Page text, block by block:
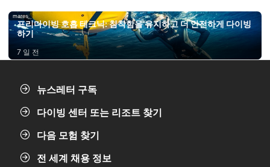
mares
프리다이빙 호흡 테크닉: 침착함을 유지하고 더 안전하게 다이빙
하기
7 일 전
뉴스레터 구독
다이빙 센터 또는 리조트 찾기
다음 모험 찾기
전 세계 채용 정보